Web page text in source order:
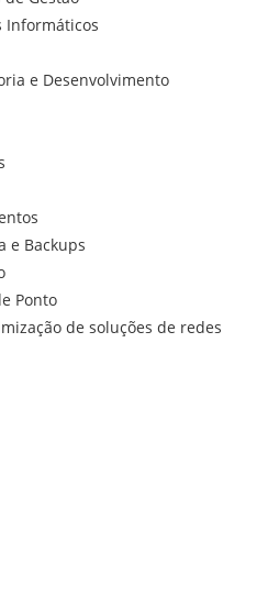
Informáticos
e Desenvolvimento
e Backups
Ponto
de soluções de redes